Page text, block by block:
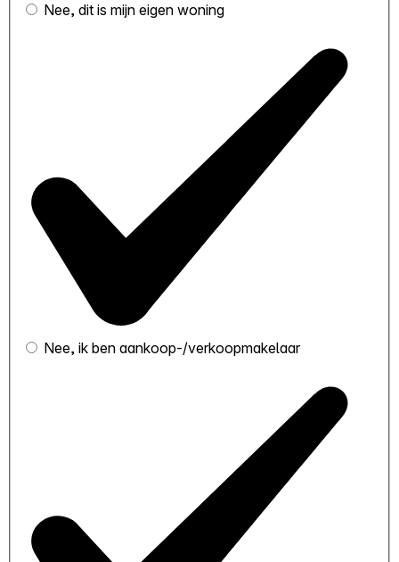
Nee, dit is mijn eigen woning
Nee, ik ben aankoop-/verkoopmakelaar